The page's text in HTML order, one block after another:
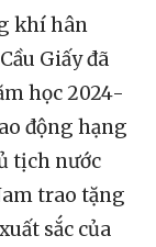
khí hân
Giấy đã
học 2024-
động hạng
tịch nước
trao tặng
sắc của